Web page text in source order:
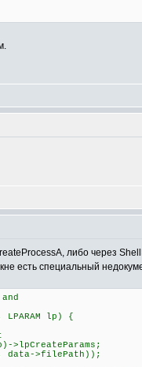
либо через
есть специальный
LPARAM lp) {
data->filePath));